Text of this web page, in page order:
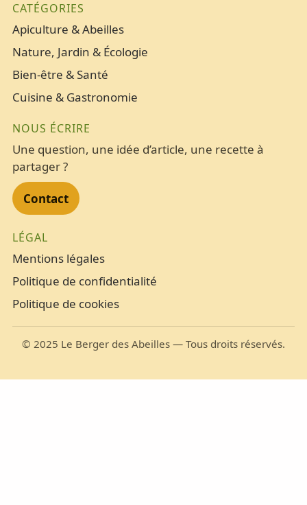
CATÉGORIES
Apiculture & Abeilles
Nature, Jardin & Écologie
Bien-être & Santé
Cuisine & Gastronomie
NOUS ÉCRIRE
Une question, une idée d’article, une recette à
partager ?
Contact
LÉGAL
Mentions légales
Politique de confidentialité
Politique de cookies
© 2025 Le Berger des Abeilles — Tous droits réservés.